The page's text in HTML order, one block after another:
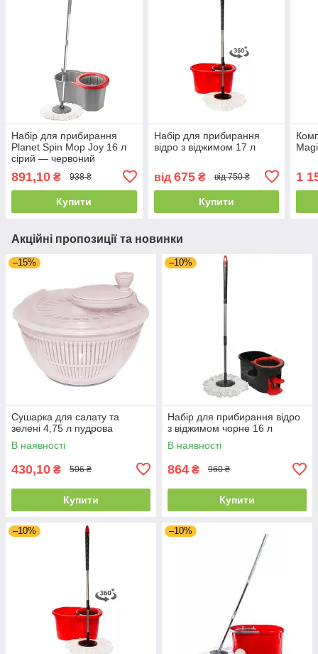
Набір для прибирання
Planet Spin Mop Joy 16 л
сірий — червоний
891,10 ₴ 938 ₴
Купити
Набір для прибирання
відро з віджимом 17 л
від 675₴ від 750 ₴
Купити
1
Акційні пропозиції та новинки
–15%
Сушарка для салату та
зелені 4,75 л пудрова
В наявності
430,10 ₴ 506 ₴
Купити
–10%
Набір для прибирання відро
з віджимом чорне 16 л
В наявності
864 ₴ 960 ₴
Купити
–10% –10%